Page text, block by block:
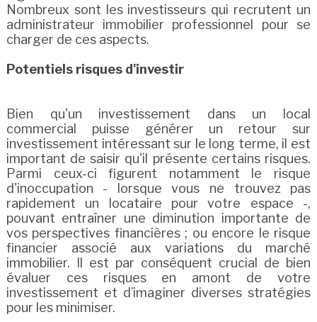
Nombreux sont les investisseurs qui recrutent un
administrateur immobilier professionnel pour se
charger de ces aspects.
Potentiels risques d'investir
Bien qu'un investissement dans un local
commercial puisse générer un retour sur
investissement intéressant sur le long terme, il est
important de saisir qu'il présente certains risques.
Parmi ceux-ci figurent notamment le risque
d'inoccupation - lorsque vous ne trouvez pas
rapidement un locataire pour votre espace -,
pouvant entraîner une diminution importante de
vos perspectives financières ; ou encore le risque
financier associé aux variations du marché
immobilier. Il est par conséquent crucial de bien
évaluer ces risques en amont de votre
investissement et d’imaginer diverses stratégies
pour les minimiser.